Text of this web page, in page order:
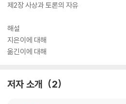
제2장 사상과 토론의 자유
해설
지은이에 대해
옮긴이에 대해
저자 소개 2